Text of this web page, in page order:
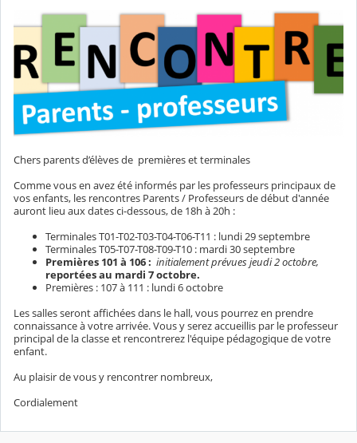
Chers parents d’élèves de premières et terminales
Comme vous en avez été informés par les professeurs principaux de
vos enfants, les rencontres Parents / Professeurs de début d'année
auront lieu aux dates ci-dessous, de 18h à 20h :
Terminales T01-T02-T03-T04-T06-T11 : lundi 29 septembre
Terminales T05-T07-T08-T09-T10 : mardi 30 septembre
Premières 101 à 106 : initialement prévues jeudi 2 octobre,
reportées au mardi 7 octobre.
Premières : 107 à 111 : lundi 6 octobre
Les salles seront affichées dans le hall, vous pourrez en prendre
connaissance à votre arrivée. Vous y serez accueillis par le professeur
principal de la classe et rencontrerez l'équipe pédagogique de votre
enfant.
Au plaisir de vous y rencontrer nombreux,
Cordialement